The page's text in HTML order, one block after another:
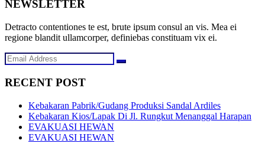
NEWSLETTER
Detracto contentiones te est, brute ipsum consul an vis. Mea ei
regione blandit ullamcorper, definiebas constituam vix ei.
RECENT POST
Kebakaran Pabrik/Gudang Produksi Sandal Ardiles
Kebakaran Kios/Lapak Di Jl. Rungkut Menanggal Harapan
EVAKUASI HEWAN
EVAKUASI HEWAN